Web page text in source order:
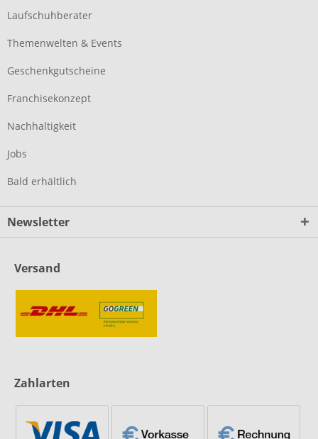
Laufschuhberater
Themenwelten & Events
Geschenkgutscheine
Franchisekonzept
Nachhaltigkeit
Jobs
Bald erhältlich
Newsletter
Versand
Zahlarten